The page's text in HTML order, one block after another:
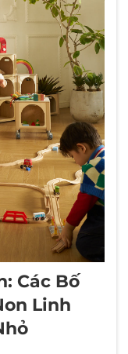
Các Bố
Linh